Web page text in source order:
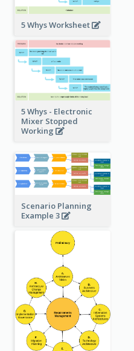
5 Whys Worksheet
5 Whys - Electronic
Mixer Stopped
Working
Scenario Planning
Example 3